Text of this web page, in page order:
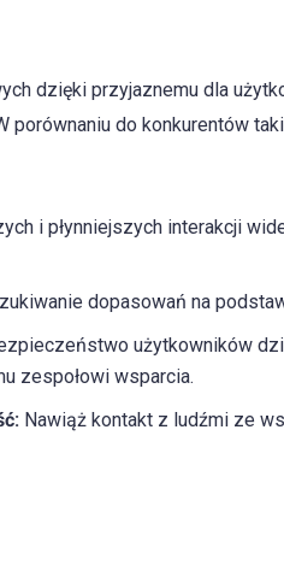
dzięki przyjaznemu dla
do konkurentów
i płynniejszych interakcji
dopasowań na
użytkowników
zespołowi wsparcia.
Nawiąż kontakt z ludźmi ze